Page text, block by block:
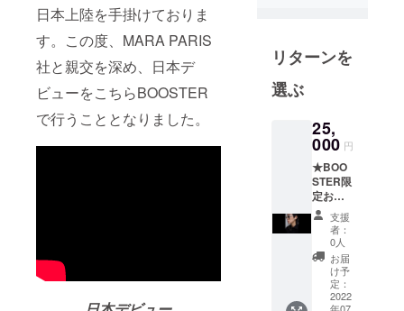
日本上陸を手掛けておりま
す。この度、MARA PARIS
社と親交を深め、日本デ
ビューをこちらBOOSTER
で行うこととなりました。
した新規プ
ロジェクト
です。
PARISは辰野
株式会社が
正規輸入代
理店として
販売を行っ
リターンを
選ぶ
25,
000 円
★BOO
STER限
定およ
そ
16%OF
F★ 品
名 :
Classic
Hybrid
Glasse
支援
者：
0人
お届
け予
定：
2022
年07